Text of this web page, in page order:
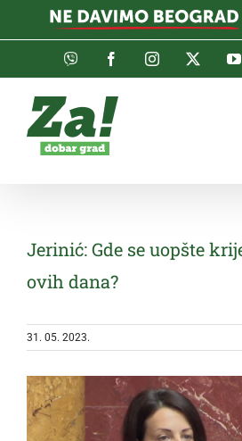
Viber FacebookInstagramTwitter
Jerinić: Gde se uopšte
ovih dana?
31. 05. 2023.